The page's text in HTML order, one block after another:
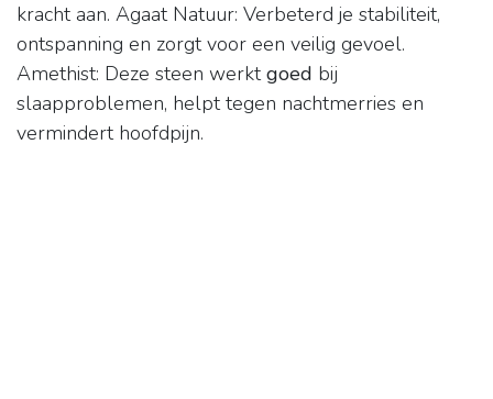
kracht aan. Agaat Natuur: Verbeterd je stabiliteit,
ontspanning en zorgt voor een veilig gevoel.
Amethist: Deze steen werktgoed bij
slaapproblemen, helpt tegen nachtmerries en
vermindert hoofdpijn.